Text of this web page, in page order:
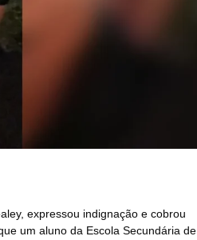
expressou indignação e cobrou
um aluno da Escola Secundária de